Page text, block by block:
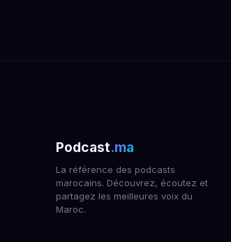
Podcast.ma
La référence des podcasts
marocains. Découvrez, écoutez et
partagez les meilleures voix du
Maroc.